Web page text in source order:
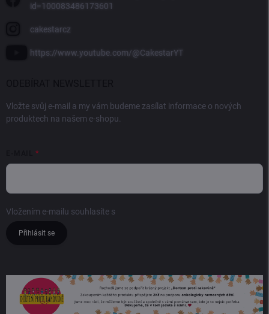
id=100083486173601
cakestarcz
https://www.youtube.com/@CakestarYT
Vložte svůj e-mail a my vám budeme zasílat informace o nových
produktech na našem e-shopu.
Vložením e-mailu souhlasíte s
Přihlásit se